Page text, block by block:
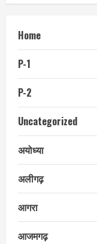
Home
P-1
P-2
Uncategorized
अयोध्या
अलीगढ़
आगरा
आजमगढ़